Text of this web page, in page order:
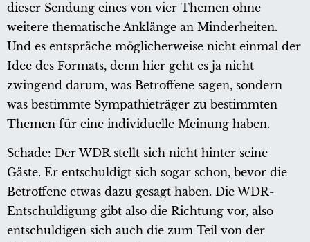
dieser Sendung eines von vier Themen ohne
weitere thematische Anklänge an Minderheiten.
Und es entspräche möglicherweise nicht einmal der
Idee des Formats, denn hier geht es ja nicht
zwingend darum, was Betroffene sagen, sondern
was bestimmte Sympathieträger zu bestimmten
Themen für eine individuelle Meinung haben.
Schade: Der WDR stellt sich nicht hinter seine
Gäste. Er entschuldigt sich sogar schon, bevor die
Betroffene etwas dazu gesagt haben. Die WDR-
Entschuldigung gibt also die Richtung vor, also
entschuldigen sich auch die zum Teil von der